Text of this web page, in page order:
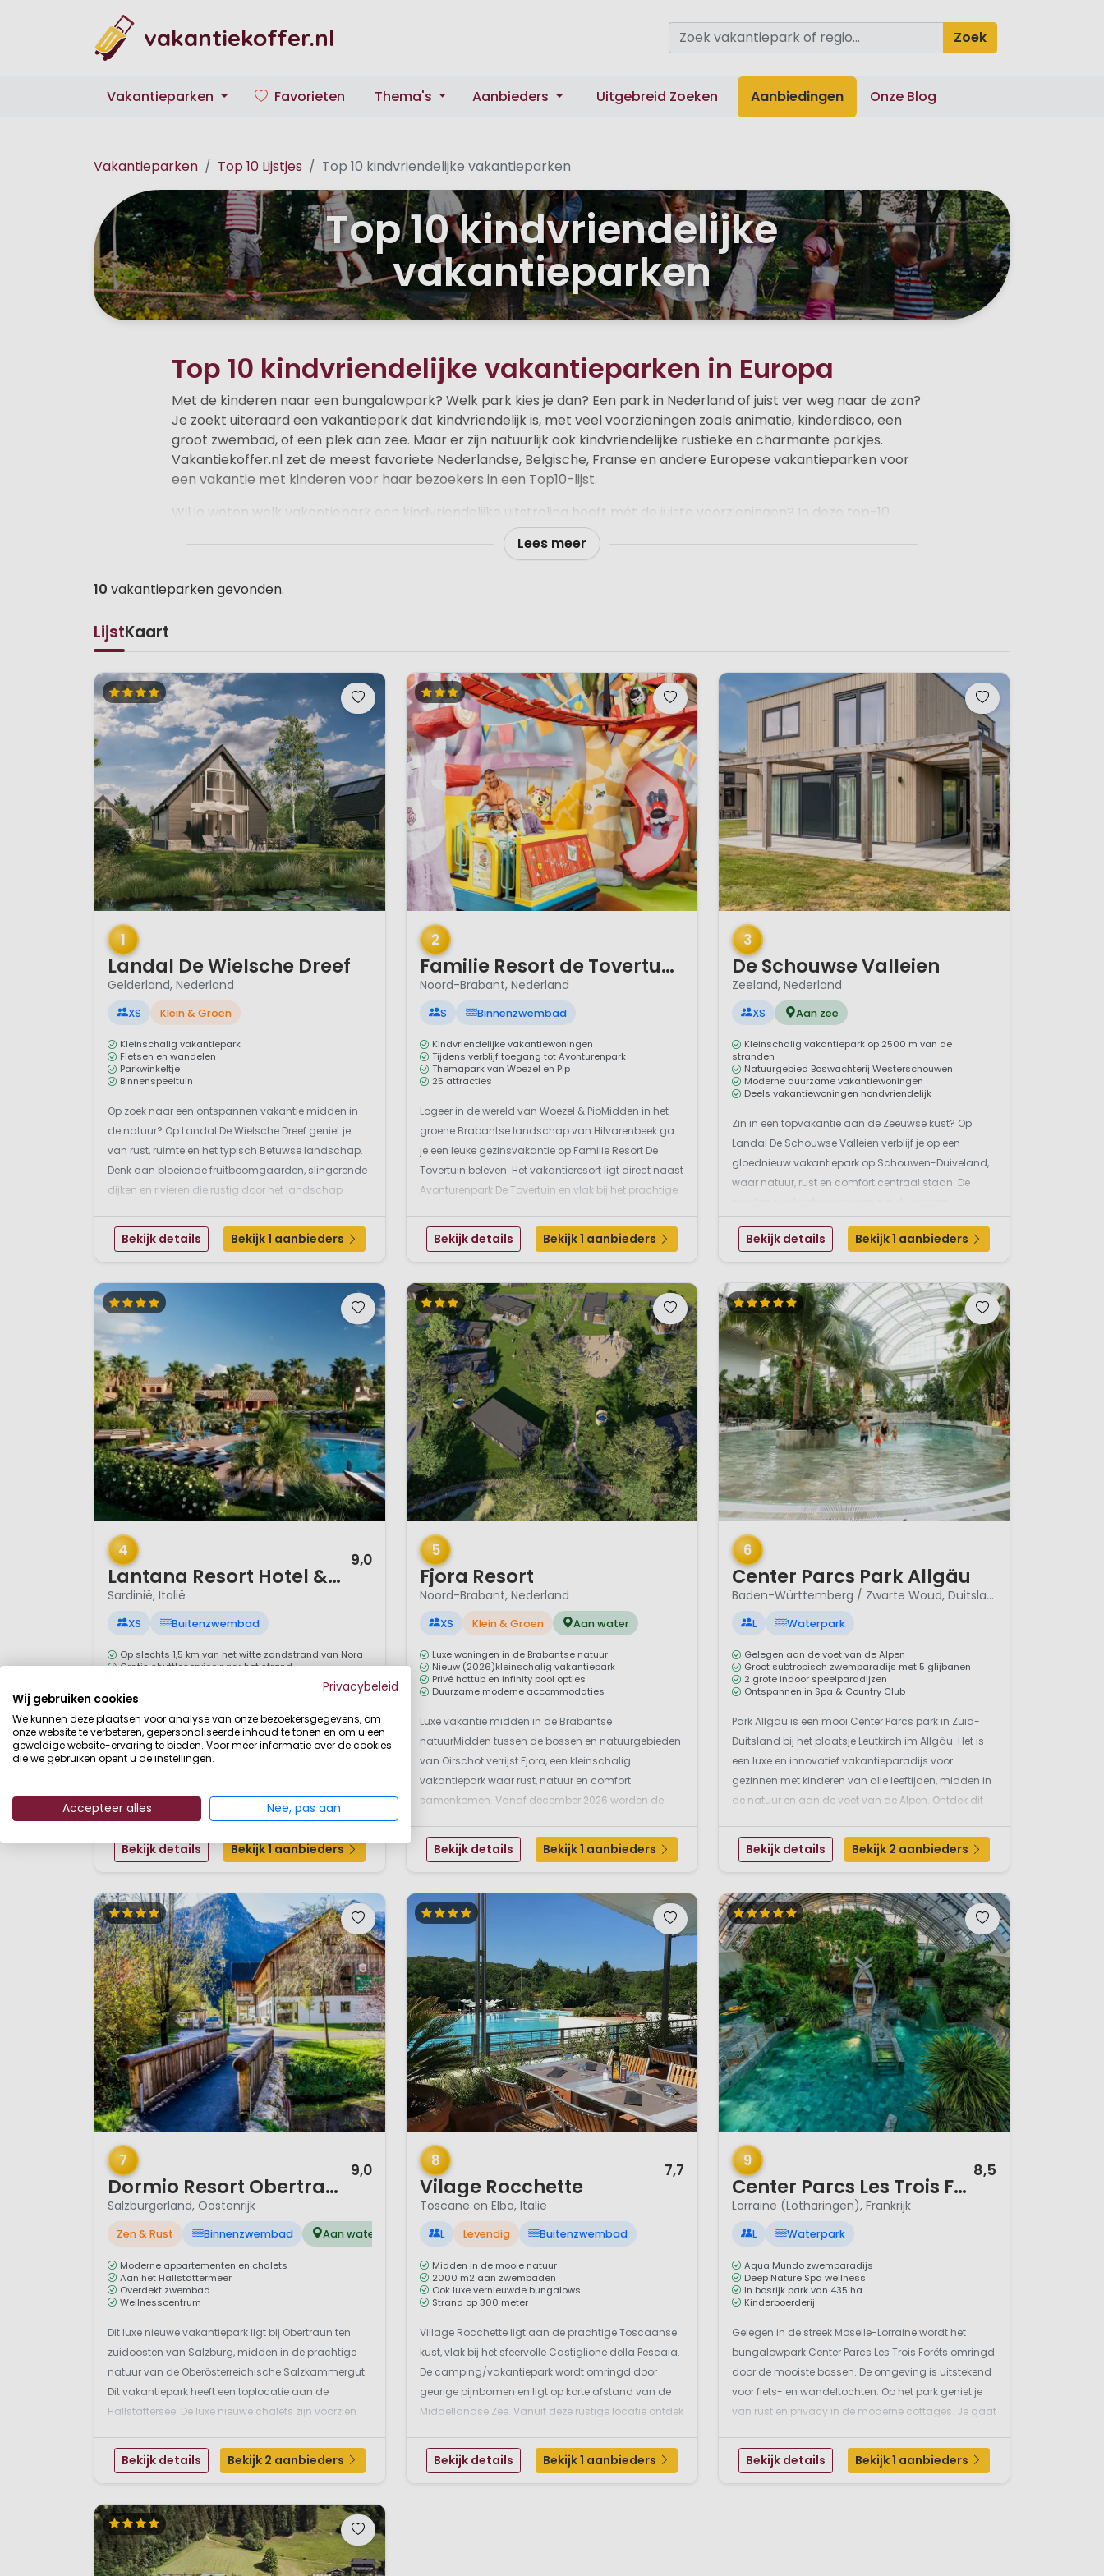
vakantiekoffer.nl Zoek
Vakantieparken Favorieten Thema's Aanbieders Uitgebreid Zoeken Aanbiedingen Onze Blog
Vakantieparken Top 10 Lijstjes Top 10 kindvriendelijke vakantieparken
Top 10 kindvriendelijke
vakantieparken
Top 10 kindvriendelijke vakantieparken in Europa
Met de kinderen naar een bungalowpark? Welk park kies je dan? Een park in Nederland of juist ver weg naar de zon?
Je zoekt uiteraard een vakantiepark dat kindvriendelijk is, met veel voorzieningen zoals animatie, kinderdisco, een
groot zwembad, of een plek aan zee. Maar er zijn natuurlijk ook kindvriendelijke rustieke en charmante parkjes.
Vakantiekoffer.nl zet de meest favoriete Nederlandse, Belgische, Franse en andere Europese vakantieparken voor
een vakantie met kinderen voor haar bezoekers in een Top10-lijst.
Wil je weten welk vakantiepark een kindvriendelijke uitstraling heeft mét de juiste voorzieningen? In deze top-10
Lees meer
10 vakantieparken gevonden.
LijstKaart
1 / 12
1
Landal De Wielsche Dreef
Gelderland, Nederland
XS Klein & Groen
Kleinschalig vakantiepark
Fietsen en wandelen
Parkwinkeltje
Binnenspeeltuin
Op zoek naar een ontspannen vakantie midden in
de natuur? Op Landal De Wielsche Dreef geniet je
van rust, ruimte en het typisch Betuwse landschap.
Denk aan bloeiende fruitboomgaarden, slingerende
dijken en rivieren die rustig door het landschap
ontsnappen aan de drukte van alledag. Samen
genieten in een c...
Bekijk details Bekijk 1 aanbieders
1 / 12
2
Familie Resort de Tovertuin
Noord-Brabant, Nederland
S Binnenzwembad
Kindvriendelijke vakantiewoningen
Tijdens verblijf toegang tot Avonturenpark
Themapark van Woezel en Pip
25 attracties
Logeer in de wereld van Woezel & PipMidden in het
groene Brabantse landschap van Hilvarenbeek ga
je een leuke gezinsvakantie op Familie Resort De
Tovertuin beleven. Het vakantieresort ligt direct naast
Avonturenpark De Tovertuin en vlak bij het prachtige
je eindeloos speelplezier met rust, ruimt...
Bekijk details Bekijk 1 aanbieders
1 / 5
3
De Schouwse Valleien
Zeeland, Nederland
XS Aan zee
Kleinschalig vakantiepark op 2500 m van de
stranden
Natuurgebied Boswachterij Westerschouwen
Moderne duurzame vakantiewoningen
Deels vakantiewoningen hondvriendelijk
Zin in een topvakantie aan de Zeeuwse kust? Op
Landal De Schouwse Valleien verblijf je op een
gloednieuw vakantiepark op Schouwen-Duiveland,
waar natuur, rust en comfort centraal staan. De
sommige accommodaties zijn trouwe viervoeters
Bekijk details Bekijk 1 aanbieders
1 / 10
4
Lantana Resort Hotel & Apartments
9,0
Sardinië, Italië
XS Buitenzwembad
Op slechts 1,5 km van het witte zandstrand van Nora
Gratis shuttleservice naar het strand
Ruime keuze uit hotelkamers en familievriendelijke
appartementen
Groot zwembad met hydromassage
Lantana Resort ligt in het gezellige plaatsje Pula, in
het zonnige zuiden van Sardinië. Deze geliefde
prachtige witte zandstranden, helderblauwe zee en
ontspannen sfeer. Het strand van Nora ligt op
bereikbaar met de gratis shuttleservice van het
Bekijk details Bekijk 1 aanbieders
1 / 9
5
Fjora Resort
Noord-Brabant, Nederland
XS Klein & Groen Aan water
Luxe woningen in de Brabantse natuur
Nieuw (2026)kleinschalig vakantiepark
Privé hottub en infinity pool opties
Duurzame moderne accommodaties
Luxe vakantie midden in de Brabantse
natuurMidden tussen de bossen en natuurgebieden
van Oirschot verrijst Fjora, een kleinschalig
vakantiepark waar rust, natuur en comfort
samenkomen. Vanaf december 2026 worden de
Brabantse landschap. Tot die tijd wordt met veel
zorg gewerkt aan een bijzondere vakantieb...
Bekijk details Bekijk 1 aanbieders
1 / 12
6
Center Parcs Park Allgäu
Baden-Württemberg / Zwarte Woud, Duitsland
L Waterpark
Gelegen aan de voet van de Alpen
Groot subtropisch zwemparadijs met 5 glijbanen
2 grote indoor speelparadijzen
Ontspannen in Spa & Country Club
Park Allgäu is een mooi Center Parcs park in Zuid-
Duitsland bij het plaatsje Leutkirch im Allgäu. Het is
een luxe en innovatief vakantieparadijs voor
gezinnen met kinderen van alle leeftijden, midden in
de natuur en aan de voet van de Alpen. Ontdek dit
vernieuwingen en het luxe aanbod.Een luxe verbl...
Bekijk details Bekijk 2 aanbieders
1 / 12
7
Dormio Resort Obertraun
9,0
Salzburgerland, Oostenrijk
Zen & Rust Binnenzwembad Aan water
Moderne appartementen en chalets
Aan het Hallstättermeer
Overdekt zwembad
Wellnesscentrum
Dit luxe nieuwe vakantiepark ligt bij Obertraun ten
zuidoosten van Salzburg, midden in de prachtige
natuur van de Oberösterreichische Salzkammergut.
Dit vakantiepark heeft een toplocatie aan de
Hallstättersee. De luxe nieuwe chalets zijn voorzien
stijl zie je in het gebruik van veel hout. Voor de w...
Bekijk details Bekijk 2 aanbieders
1 / 7
8
Vilage Rocchette
7,7
Toscane en Elba, Italië
L Levendig Buitenzwembad
Midden in de mooie natuur
2000 m2 aan zwembaden
Ook luxe vernieuwde bungalows
Strand op 300 meter
Village Rocchette ligt aan de prachtige Toscaanse
kust, vlak bij het sfeervolle Castiglione della Pescaia.
De camping/vakantiepark wordt omringd door
geurige pijnbomen en ligt op korte afstand van de
Middellandse Zee. Vanuit deze rustige locatie ontdek
historische steden tot idyllische eilanden. Boek een ...
Bekijk details Bekijk 1 aanbieders
1 / 12
9
Center Parcs Les Trois Forêts
8,5
Lorraine (Lotharingen), Frankrijk
L Waterpark
Aqua Mundo zwemparadijs
Deep Nature Spa wellness
In bosrijk park van 435 ha
Kinderboerderij
Gelegen in de streek Moselle-Lorraine wordt het
bungalowpark Center Parcs Les Trois Forêts omringd
door de mooiste bossen. De omgeving is uitstekend
voor fiets- en wandeltochten. Op het park geniet je
van rust en privacy in de moderne cottages. Je gaat
Mundo en sporthal. In de schaduw van de grote
woudreuz...
Bekijk details Bekijk 1 aanbieders
Privacybeleid
Wij gebruiken cookies
We kunnen deze plaatsen voor analyse van onze bezoekersgegevens, om
onze website te verbeteren, gepersonaliseerde inhoud te tonen en om u een
geweldige website-ervaring te bieden. Voor meer informatie over de cookies
die we gebruiken opent u de instellingen.
Accepteer alles Nee, pas aan